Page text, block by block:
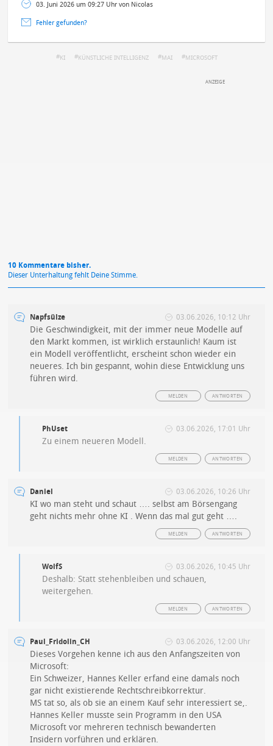
03. Juni 2026 um 09:27 Uhr von Nicolas
Fehler gefunden?
KI KÜNSTLICHE INTELLIGENZ MAI MICROSOFT
10 Kommentare bisher.
Dieser Unterhaltung fehlt Deine Stimme.
Napfsülze 03.06.2026, 10:12 Uhr
Die Geschwindigkeit, mit der immer neue Modelle auf
den Markt kommen, ist wirklich erstaunlich! Kaum ist
ein Modell veröffentlicht, erscheint schon wieder ein
neueres. Ich bin gespannt, wohin diese Entwicklung uns
führen wird.
ANTWORTEN
MELDEN
PhUset 03.06.2026, 17:01 Uhr
Zu einem neueren Modell.
ANTWORTEN
MELDEN
Daniel 03.06.2026, 10:26 Uhr
KI wo man steht und schaut …. selbst am Börsengang
geht nichts mehr ohne KI . Wenn das mal gut geht ….
ANTWORTEN
MELDEN
WolfS 03.06.2026, 10:45 Uhr
Deshalb: Statt stehenbleiben und schauen,
weitergehen.
ANTWORTEN
MELDEN
Paul_Fridolin_CH 03.06.2026, 12:00 Uhr
Dieses Vorgehen kenne ich aus den Anfangszeiten von
Microsoft:
Ein Schweizer, Hannes Keller erfand eine damals noch
gar nicht existierende Rechtschreibkorrektur.
MS tat so, als ob sie an einem Kauf sehr interessiert se,.
Hannes Keller musste sein Programm in den USA
Microsoft vor mehreren technisch bewanderten
Insidern vorführen und erklären.